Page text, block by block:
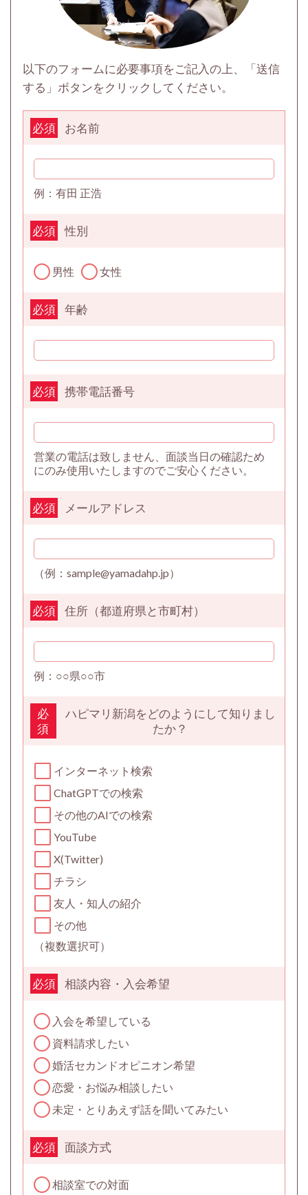
以下のフォームに必要事項をご記入の上、「送信
する」ボタンをクリックしてください。
お名前
必須
例：有田 正浩
性別
必須
男性 女性
年齢
必須
携帯電話番号
必須
営業の電話は致しません、面談当日の確認ため
にのみ使用いたしますのでご安心ください。
メールアドレス
必須
（例：sample@yamadahp.jp）
住所（都道府県と市町村）
必須
例：○○県○○市
ハピマリ新潟をどのようにして知りまし
たか？
必
須
インターネット検索
ChatGPTでの検索
その他のAIでの検索
YouTube
X(Twitter)
チラシ
友人・知人の紹介
その他
（複数選択可）
相談内容・入会希望
必須
入会を希望している
資料請求したい
婚活セカンドオピニオン希望
恋愛・お悩み相談したい
未定・とりあえず話を聞いてみたい
面談方式
必須
相談室での対面